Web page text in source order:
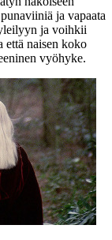
ja vapaata
ja voihkii
että naisen koko
vyöhyke.